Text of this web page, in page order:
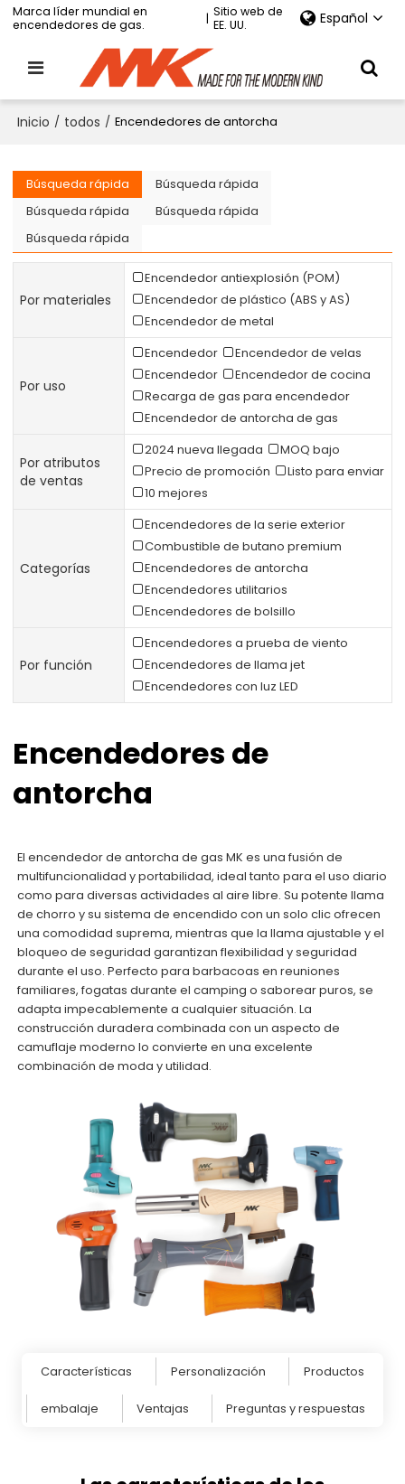
Marca líder mundial en
encendedores de gas.
| Sitio web de
EE. UU.
Español
Inicio / todos / Encendedores de antorcha
Búsqueda rápida
Búsqueda rápida
Búsqueda rápida
Búsqueda rápida
Búsqueda rápida
Por materiales
Encendedor antiexplosión (POM)
Encendedor de plástico (ABS y AS)
Encendedor de metal
Por uso
Encendedor
Encendedor de velas
Encendedor
Encendedor de cocina
Recarga de gas para encendedor
Encendedor de antorcha de gas
Por atributos
de ventas
2024 nueva llegada
MOQ bajo
Precio de promoción
Listo para enviar
10 mejores
Categorías
Encendedores de la serie exterior
Combustible de butano premium
Encendedores de antorcha
Encendedores utilitarios
Encendedores de bolsillo
Por función
Encendedores a prueba de viento
Encendedores de llama jet
Encendedores con luz LED
Encendedores de
antorcha
El encendedor de antorcha de gas MK es una fusión de
multifuncionalidad y portabilidad, ideal tanto para el uso diario
como para diversas actividades al aire libre. Su potente llama
de chorro y su sistema de encendido con un solo clic ofrecen
una comodidad suprema, mientras que la llama ajustable y el
bloqueo de seguridad garantizan flexibilidad y seguridad
durante el uso. Perfecto para barbacoas en reuniones
familiares, fogatas durante el camping o saborear puros, se
adapta impecablemente a cualquier situación. La
construcción duradera combinada con un aspecto de
camuflaje moderno lo convierte en una excelente
combinación de moda y utilidad.
Características Personalización Productos
embalaje Ventajas Preguntas y respuestas